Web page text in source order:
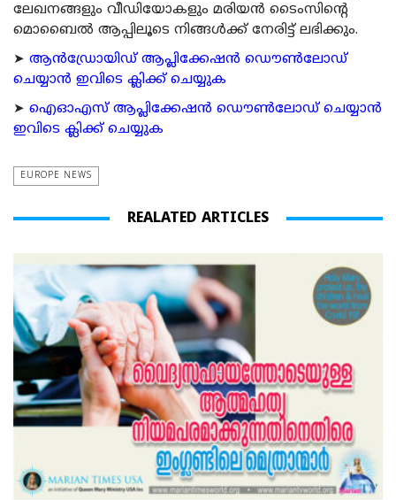
ലേഖനങ്ങളും വീഡിയോകളും മരിയന്‍ ടൈംസിന്റെ
മൊബൈല്‍ ആപ്പിലൂടെ നിങ്ങള്‍ക്ക് നേരിട്ട് ലഭിക്കും.
➤ ആന്‍ഡ്രോയിഡ് ആപ്ലിക്കേഷന്‍ ഡൌണ്‍ലോഡ്
ചെയ്യാന്‍ ഇവിടെ ക്ലിക്ക് ചെയ്യുക
➤ ഐഓഎസ് ആപ്ലിക്കേഷന്‍ ഡൌണ്‍ലോഡ് ചെയ്യാന്‍
ഇവിടെ ക്ലിക്ക് ചെയ്യുക
EUROPE NEWS
REALATED ARTICLES